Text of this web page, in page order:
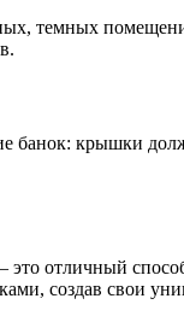
темных
банок: крышки
отличный
создав свои